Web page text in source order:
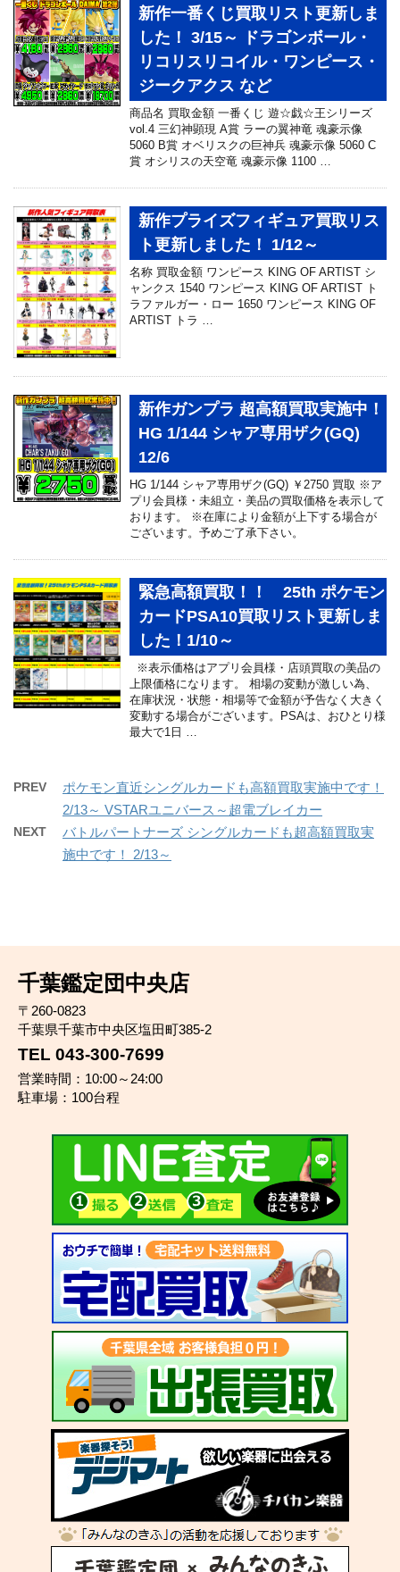
新作一番くじ買取リスト更新しま
した！ 3/15～ ドラゴンボール・
リコリスリコイル・ワンピース・
ジークアクス など
商品名 買取金額 一番くじ 遊☆戯☆王シリーズ
vol.4 三幻神顕現 A賞 ラーの翼神竜 魂豪示像
5060 B賞 オベリスクの巨神兵 魂豪示像 5060 C
賞 オシリスの天空竜 魂豪示像 1100 …
新作プライズフィギュア買取リス
ト更新しました！ 1/12～
名称 買取金額 ワンピース KING OF ARTIST シ
ャンクス 1540 ワンピース KING OF ARTIST ト
ラファルガー・ロー 1650 ワンピース KING OF
ARTIST トラ …
新作ガンプラ 超高額買取実施中！
HG 1/144 シャア専用ザク(GQ)
12/6
HG 1/144 シャア専用ザク(GQ) ￥2750 買取 ※ア
プリ会員様・未組立・美品の買取価格を表示して
おります。 ※在庫により金額が上下する場合が
ございます。予めご了承下さい。
緊急高額買取！！ 25th ポケモン
カードPSA10買取リスト更新しま
した！1/10～
※表示価格はアプリ会員様・店頭買取の美品の
上限価格になります。 相場の変動が激しい為、
在庫状況・状態・相場等で金額が予告なく大きく
変動する場合がございます。PSAは、おひとり様
最大で1日 …
PREV
ポケモン直近シングルカードも高額買取実施中です！
2/13～ VSTARユニバース～超電ブレイカー
NEXT
バトルパートナーズ シングルカードも超高額買取実
施中です！ 2/13～
千葉鑑定団中央店
〒260-0823
千葉県千葉市中央区塩田町385-2
TEL 043-300-7699
営業時間：10:00～24:00
駐車場：100台程